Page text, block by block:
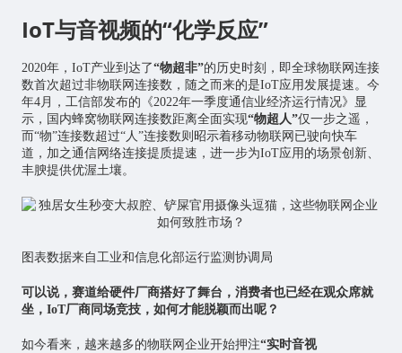
IoT与音视频的“化学反应”
2020年，IoT产业到达了“物超非”的历史时刻，即全球物联网连接
数首次超过非物联网连接数，随之而来的是IoT应用发展提速。今
年4月，工信部发布的《2022年一季度通信业经济运行情况》显
示，国内蜂窝物联网连接数距离全面实现“物超人”仅一步之遥，
而“物”连接数超过“人”连接数则昭示着移动物联网 已驶向快车
道，加之通信网络连接提质提速，进一步为IoT应用的场景创新、
丰腴提供优渥土壤。
图表数据来自工业和信息化部运行监测协调局
可以说，赛道给硬件厂商搭好了舞台，消费者也已经在观众席就
坐，IoT厂商同场竞技，如何才能脱颖而出呢？
如今看来，越来越多的物联网企业开始押注“实时音视